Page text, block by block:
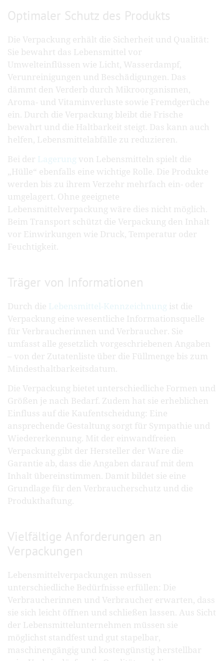
Optimaler Schutz des Produkts
Die Verpackung erhält die Sicherheit und Qualität:
Sie bewahrt das Lebensmittel vor
Umwelteinflüssen wie Licht, Wasserdampf,
Verunreinigungen und Beschädigungen. Das
dämmt den Verderb durch Mikroorganismen,
Aroma- und Vitaminverluste sowie Fremdgerüche
ein. Durch die Verpackung bleibt die Frische
bewahrt und die Haltbarkeit steigt. Das kann auch
helfen, Lebensmittelabfälle zu reduzieren.
Bei der Lagerung von Lebensmitteln spielt die
„Hülle“ ebenfalls eine wichtige Rolle. Die Produkte
werden bis zu ihrem Verzehr mehrfach ein- oder
umgelagert. Ohne geeignete
Lebensmittelverpackung wäre dies nicht möglich.
Beim Transport schützt die Verpackung den Inhalt
vor Einwirkungen wie Druck, Temperatur oder
Feuchtigkeit.
Träger von Informationen
Durch die Lebensmittel-Kennzeichnung ist die
Verpackung eine wesentliche Informationsquelle
für Verbraucherinnen und Verbraucher. Sie
umfasst alle gesetzlich vorgeschriebenen Angaben
– von der Zutatenliste über die Füllmenge bis zum
Mindesthaltbarkeitsdatum.
Die Verpackung bietet unterschiedliche Formen und
Größen je nach Bedarf. Zudem hat sie erheblichen
Einfluss auf die Kaufentscheidung: Eine
ansprechende Gestaltung sorgt für Sympathie und
Wiedererkennung. Mit der einwandfreien
Verpackung gibt der Hersteller der Ware die
Garantie ab, dass die Angaben darauf mit dem
Inhalt übereinstimmen. Damit bildet sie eine
Grundlage für den Verbraucherschutz und die
Produkthaftung.
Vielfältige Anforderungen an
Verpackungen
Lebensmittelverpackungen müssen
unterschiedliche Bedürfnisse erfüllen: Die
Verbraucherinnen und Verbraucher erwarten, dass
sie sich leicht öffnen und schließen lassen. Aus Sicht
der Lebensmittelunternehmen müssen sie
möglichst standfest und gut stapelbar,
maschinengängig und kostengünstig herstellbar